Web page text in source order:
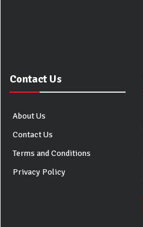
Contact Us
About Us
Contact Us
Terms and Conditions
Privacy Policy